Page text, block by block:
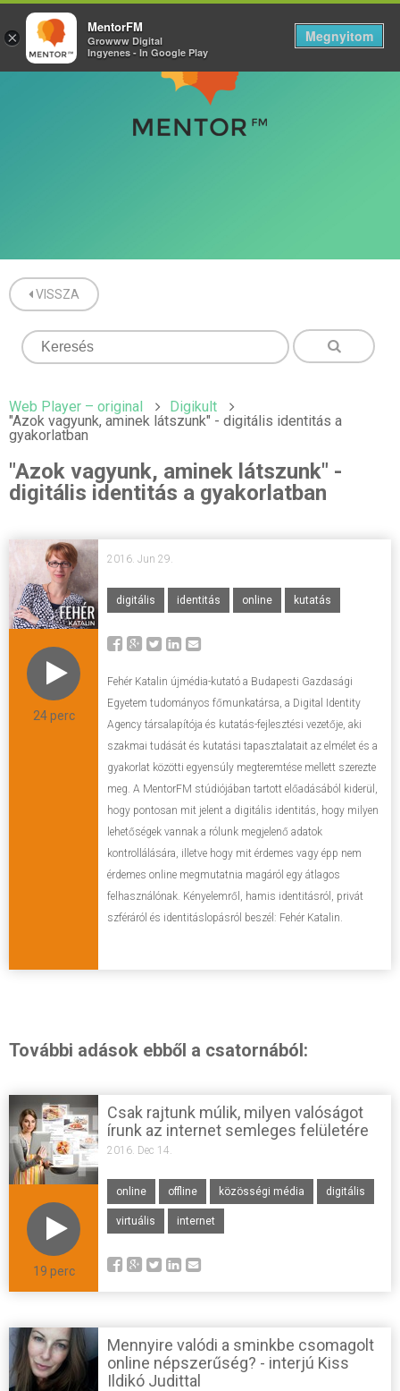
VISSZA
Web Player – original
Digikult
"Azok vagyunk, aminek látszunk" - digitális identitás a
gyakorlatban
"Azok vagyunk, aminek látszunk" -
digitális identitás a gyakorlatban
24 perc
2016. Jun 29.
digitális identitás online kutatás
Fehér Katalin újmédia-kutató a Budapesti Gazdasági
Egyetem tudományos főmunkatársa, a Digital Identity
Agency társalapítója és kutatás-fejlesztési vezetője, aki
szakmai tudását és kutatási tapasztalatait az elmélet és a
gyakorlat közötti egyensúly megteremtése mellett szerezte
meg. A MentorFM stúdiójában tartott előadásából kiderül,
hogy pontosan mit jelent a digitális identitás, hogy milyen
lehetőségek vannak a rólunk megjelenő adatok
kontrollálására, illetve hogy mit érdemes vagy épp nem
érdemes online megmutatnia magáról egy átlagos
felhasználónak. Kényelemről, hamis identitásról, privát
szféráról és identitáslopásról beszél: Fehér Katalin.
További adások ebből a csatornából:
19 perc
Csak rajtunk múlik, milyen valóságot
írunk az internet semleges felületére
2016. Dec 14.
online offline közösségi média digitális
virtuális internet
Mennyire valódi a sminkbe csomagolt
online népszerűség? - interjú Kiss
Ildikó Judittal
×
MentorFM
Growww Digital
Ingyenes - In Google Play
Megnyitom